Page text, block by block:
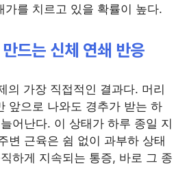
가를 치르고 있을 확률이 높다.
드는 신체 연쇄 반응
의 가장 직접적인 결과다. 머리
앞으로 나와도 경추가 받는 하
어난다. 이 상태가 하루 종일 지
변 근육은 쉼 없이 과부하 상태
하게 지속되는 통증, 바로 그 종